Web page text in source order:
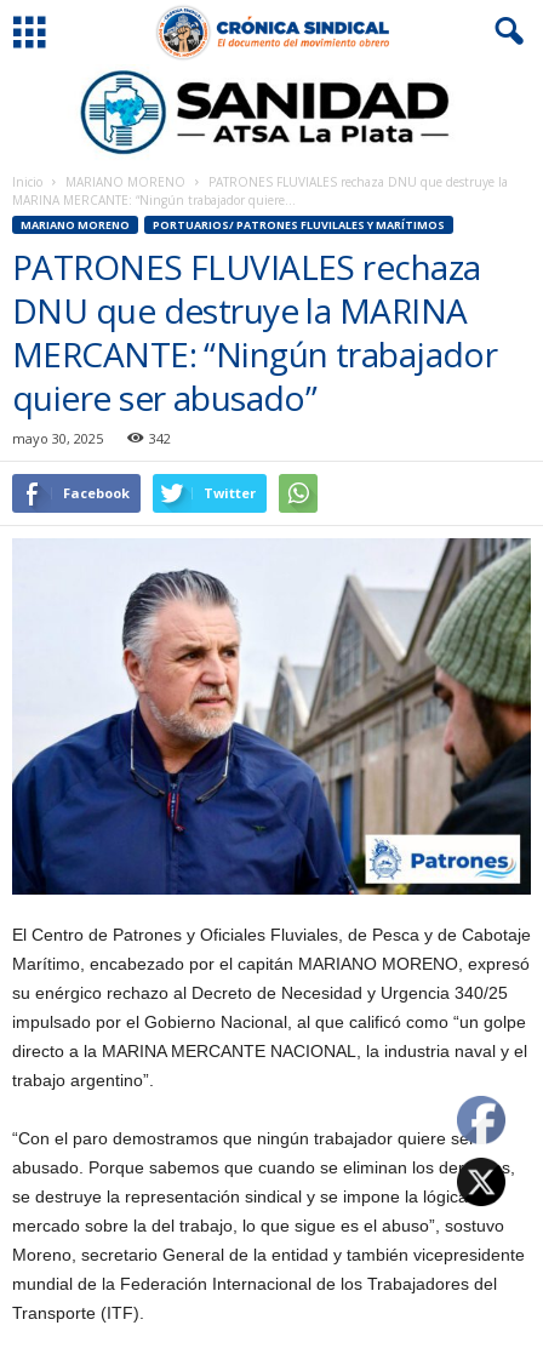
Inicio MARIANO MORENO
PATRONES FLUVIALES rechaza DNU que destruye la
MARINA MERCANTE: “Ningún trabajador quiere...
MARIANO MORENO PORTUARIOS/ PATRONES FLUVILALES Y MARÍTIMOS
PATRONES FLUVIALES rechaza
DNU que destruye la MARINA
MERCANTE: “Ningún trabajador
quiere ser abusado”
mayo 30, 2025 342
Facebook Twitter
El Centro de Patrones y Oficiales Fluviales, de Pesca y de Cabotaje
Marítimo, encabezado por el capitán MARIANO MORENO, expresó
su enérgico rechazo al Decreto de Necesidad y Urgencia 340/25
impulsado por el Gobierno Nacional, al que calificó como “un golpe
directo a la MARINA MERCANTE NACIONAL, la industria naval y el
trabajo argentino”.
“Con el paro demostramos que ningún trabajador quiere ser
abusado. Porque sabemos que cuando se eliminan los derechos,
se destruye la representación sindical y se impone la lógica del
mercado sobre la del trabajo, lo que sigue es el abuso”, sostuvo
Moreno, secretario General de la entidad y también vicepresidente
mundial de la Federación Internacional de los Trabajadores del
Transporte (ITF).